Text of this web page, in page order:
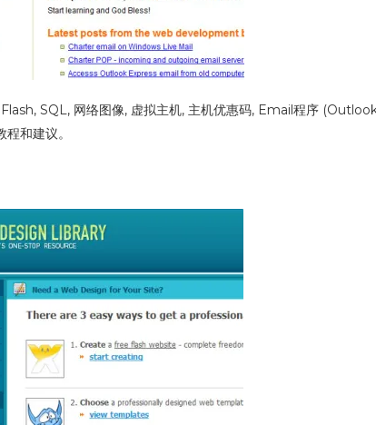
SQL, 网络图像, 虚拟主机, 主机优惠码, Email程序
和建议。